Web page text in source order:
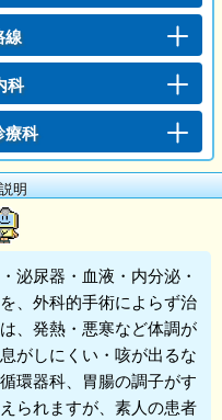
線
科
療科
明
泌尿器・血液・内分泌・
、外科的手術によらず治
、発熱・悪寒など体調が
がしにくい・咳が出るな
環器科、胃腸の調子がす
られますが、素人の患者